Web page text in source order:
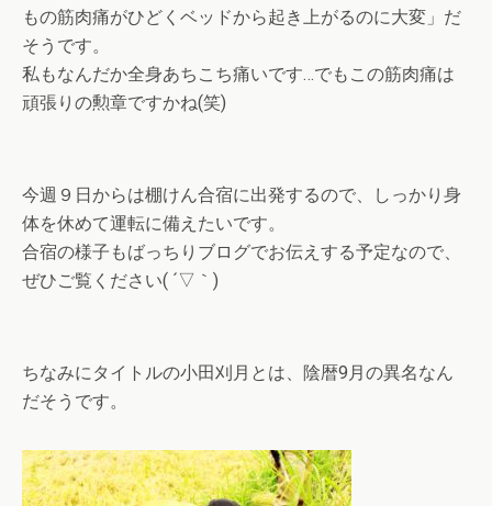
もの筋肉痛がひどくベッドから起き上がるのに大変」だ
そうです。
私もなんだか全身あちこち痛いです…でもこの筋肉痛は
頑張りの勲章ですかね(笑)
今週９日からは棚けん合宿に出発するので、しっかり身
体を休めて運転に備えたいです。
合宿の様子もばっちりブログでお伝えする予定なので、
ぜひご覧ください( ´▽｀)
ちなみにタイトルの小田刈月とは、陰暦9月の異名なん
だそうです。